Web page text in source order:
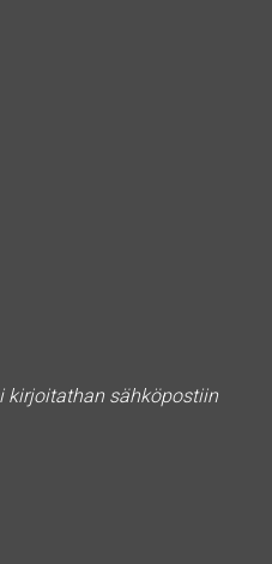
kirjoitathan sähköpostiin